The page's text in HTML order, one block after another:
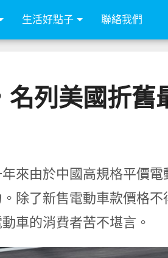
生活好點子 聯絡我們
列美國折舊
來由於中國高規格平價電
除了新售電動車款價格不
車的消費者苦不堪言。